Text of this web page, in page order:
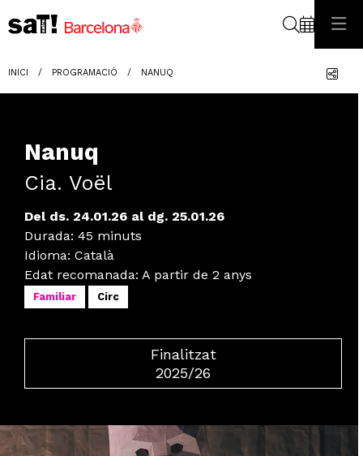
INICI PROGRAMACIÓ NANUQ
Nanuq
Cia. Voël
Del ds. 24.01.26 al dg. 25.01.26
Durada: 45 minuts
Idioma: Català
Edat recomanada: A partir de 2 anys
Familiar Circ
Finalitzat
2025/26